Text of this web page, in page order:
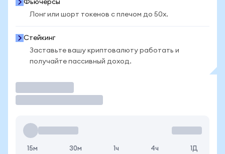
Фьючерсы
Лонг или шорт токенов с плечом до 50x.
Стейкинг
Заставьте вашу криптовалюту работать и
получайте пассивный доход.
15м 30м 1ч 4ч 1Д